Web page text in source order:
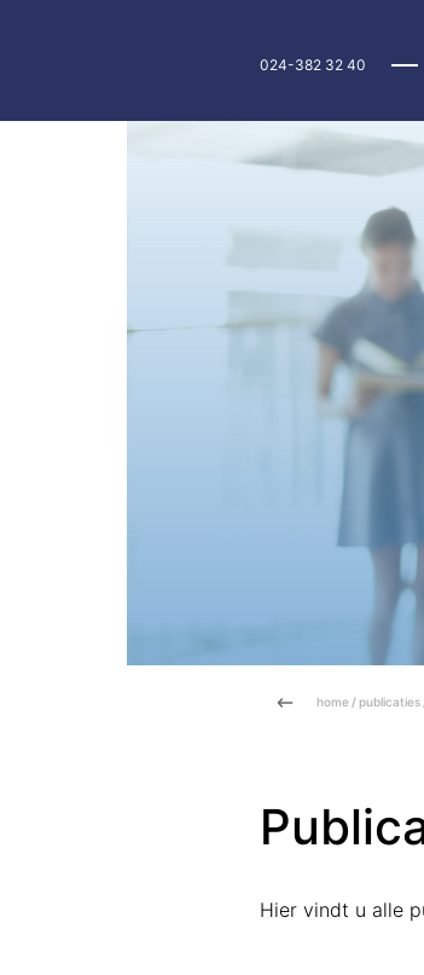
024-382 32 40
home / publicaties
Hier vindt u alle